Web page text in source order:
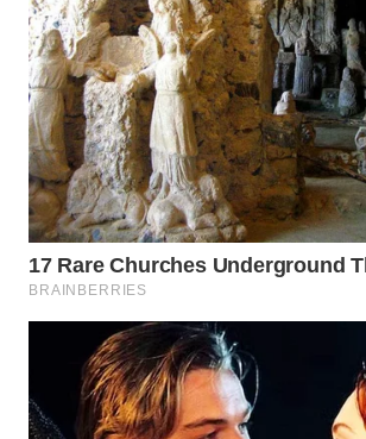
WN
BINTAN
WN
MANDALIKA
WN
LIKUPANG
WN
WN
BORNEO